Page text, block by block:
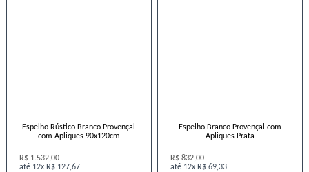
Espelho Rústico Branco Provençal
com Apliques 90x120cm
R$ 1.532,00
12x R$ 127,67
Espelho Branco Provençal com
Apliques Prata
R$ 832,00
12x R$ 69,33